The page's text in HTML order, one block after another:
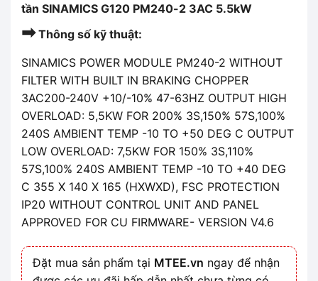
tần SINAMICS G120 PM240-2 3AC 5.5kW
➡Thông số kỹ thuật:
SINAMICS POWER MODULE PM240-2 WITHOUT
FILTER WITH BUILT IN BRAKING CHOPPER
3AC200-240V +10/-10% 47-63HZ OUTPUT HIGH
OVERLOAD: 5,5KW FOR 200% 3S,150% 57S,100%
240S AMBIENT TEMP -10 TO +50 DEG C OUTPUT
LOW OVERLOAD: 7,5KW FOR 150% 3S,110%
57S,100% 240S AMBIENT TEMP -10 TO +40 DEG
C 355 X 140 X 165 (HXWXD), FSC PROTECTION
IP20 WITHOUT CONTROL UNIT AND PANEL
APPROVED FOR CU FIRMWARE- VERSION V4.6
Đặt mua sản phẩm tại MTEE.vn ngay để nhận